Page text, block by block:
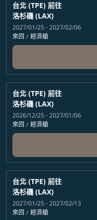
台北 (TPE) 前往
洛杉磯 (LAX)
2027/01/25 - 2027/02/06
來回 / 經濟艙
台北 (TPE) 前往
洛杉磯 (LAX)
2026/12/25 - 2027/01/06
來回 / 經濟艙
台北 (TPE) 前往
洛杉磯 (LAX)
2027/01/25 - 2027/02/13
來回 / 經濟艙